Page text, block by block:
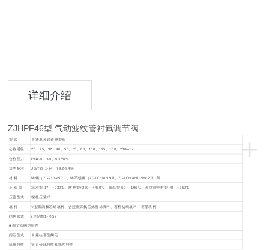
详细介绍
ZJHPF46型 气动波纹管衬氟调节阀
+
型 式 直通单座铸造球型阀
公称通径 20、25、32、40、50、65、80、100、125、150、200mm
公称压力 PN1.6、4.0、6.4MPa
法兰标准 JB/T79.1-94、79.2-94等
材 料 铸钢（ZG230-450）、铸不锈钢（ZG1Cr18Ni9Ti、ZG1Cr18Ni12Mo2Ti）等
上 阀 盖 标准型-17～+230℃、散热型+230～+450℃、低温型-60～-196℃、波纹管密封型-40～+350℃
压盖型式 螺栓压紧式
填 料 V型聚四氟乙烯填料、含浸聚四氟乙烯石棉填料、石棉纺织填料、石墨填料
结构形式 (详见图1~图5)
■ 调节阀阀内组件
阀芯型式 单座柱塞型阀芯
流量特性 等百分比特性和线性特性